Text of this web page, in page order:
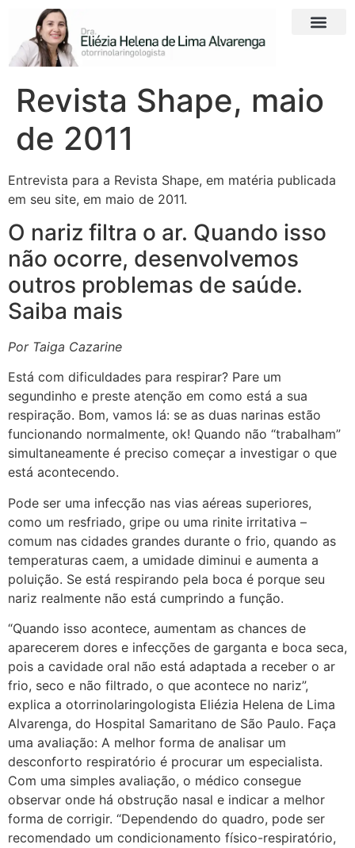
Revista Shape, maio
de 2011
Entrevista para a Revista Shape, em matéria publicada
em seu site, em maio de 2011.
O nariz filtra o ar. Quando isso
não ocorre, desenvolvemos
outros problemas de saúde.
Saiba mais
Por Taiga Cazarine
Está com dificuldades para respirar? Pare um
segundinho e preste atenção em como está a sua
respiração. Bom, vamos lá: se as duas narinas estão
funcionando normalmente, ok! Quando não “trabalham”
simultaneamente é preciso começar a investigar o que
está acontecendo.
Pode ser uma infecção nas vias aéreas superiores,
como um resfriado, gripe ou uma rinite irritativa –
comum nas cidades grandes durante o frio, quando as
temperaturas caem, a umidade diminui e aumenta a
poluição. Se está respirando pela boca é porque seu
nariz realmente não está cumprindo a função.
“Quando isso acontece, aumentam as chances de
aparecerem dores e infecções de garganta e boca seca,
pois a cavidade oral não está adaptada a receber o ar
frio, seco e não filtrado, o que acontece no nariz”,
explica a otorrinolaringologista Eliézia Helena de Lima
Alvarenga, do Hospital Samaritano de São Paulo. Faça
uma avaliação: A melhor forma de analisar um
desconforto respiratório é procurar um especialista.
Com uma simples avaliação, o médico consegue
observar onde há obstrução nasal e indicar a melhor
forma de corrigir. “Dependendo do quadro, pode ser
recomendado um condicionamento físico-respiratório,